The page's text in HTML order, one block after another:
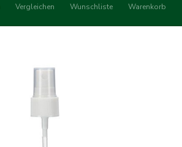
Vergleichen Wunschliste Warenkorb